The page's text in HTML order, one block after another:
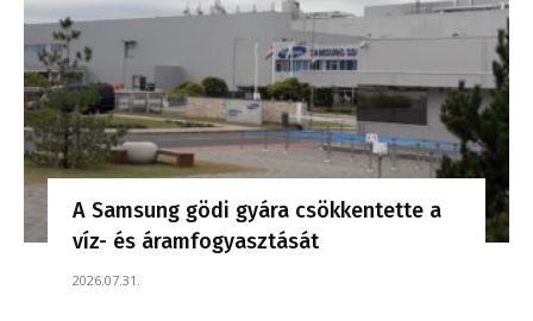
A Samsung gödi gyára csökkentette a
víz- és áramfogyasztását
2026.07.31.